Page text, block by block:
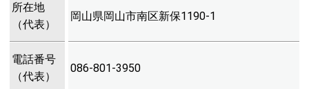
所在地
（代表）
岡山県岡山市南区新保1190-1
電話番号
（代表）
086-801-3950